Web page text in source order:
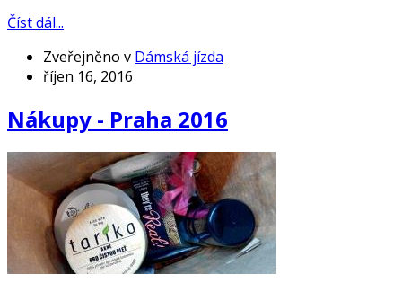
Číst dál...
Zveřejněno v Dámská jízda
říjen 16, 2016
Nákupy - Praha 2016